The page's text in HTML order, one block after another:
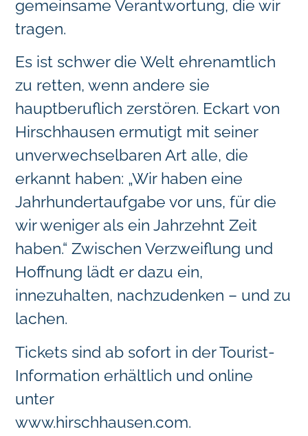
gemeinsame Verantwortung, die wir
tragen.
Es ist schwer die Welt ehrenamtlich
zu retten, wenn andere sie
hauptberuflich zerstören. Eckart von
Hirschhausen ermutigt mit seiner
unverwechselbaren Art alle, die
erkannt haben: „Wir haben eine
Jahrhundertaufgabe vor uns, für die
wir weniger als ein Jahrzehnt Zeit
haben.“ Zwischen Verzweiflung und
Hoffnung lädt er dazu ein,
innezuhalten, nachzudenken – und zu
lachen.
Tickets sind ab sofort in der Tourist-
Information erhältlich und online
unter
www.hirschhausen.com.